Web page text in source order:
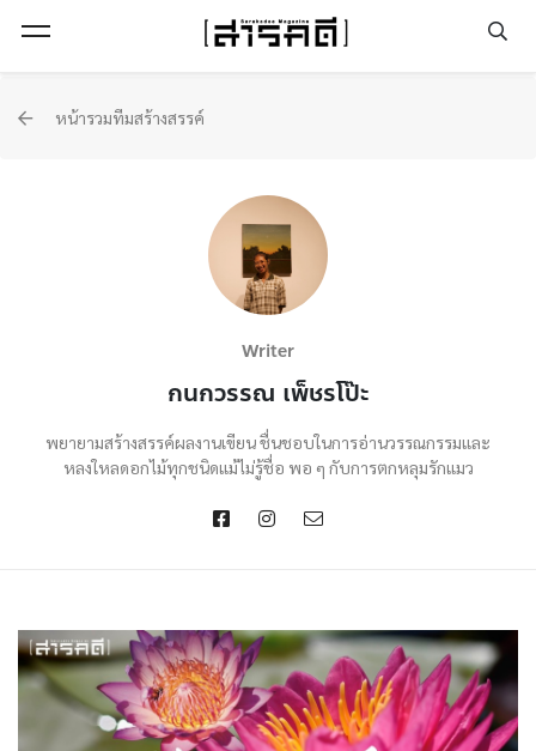
หน้ารวมทีมสร้างสรรค์
Writer
กนกวรรณ เพ็ชรโป๊ะ
พยายามสร้างสรรค์ผลงานเขียน ชื่นชอบในการอ่านวรรณกรรมและ
หลงใหลดอกไม้ทุกชนิดแม้ไม่รู้ชื่อ พอ ๆ กับการตกหลุมรักแมว